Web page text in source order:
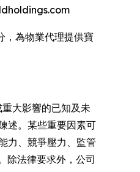
，為物業代理提供寶
大影響的已知及未
述。某些重要因素可
力、競爭壓力、監管
除法律要求外，公司